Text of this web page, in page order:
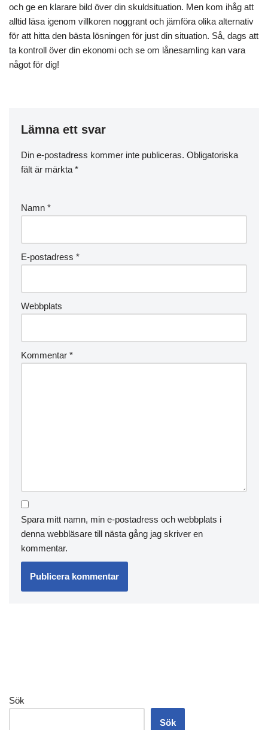
och ge en klarare bild över din skuldsituation. Men kom ihåg att
alltid läsa igenom villkoren noggrant och jämföra olika alternativ
för att hitta den bästa lösningen för just din situation. Så, dags att
ta kontroll över din ekonomi och se om lånesamling kan vara
något för dig!
Lämna ett svar
Din e-postadress kommer inte publiceras. Obligatoriska
fält är märkta *
Namn *
E-postadress *
Webbplats
Kommentar *
Spara mitt namn, min e-postadress och webbplats i
denna webbläsare till nästa gång jag skriver en
kommentar.
Sök
Sök